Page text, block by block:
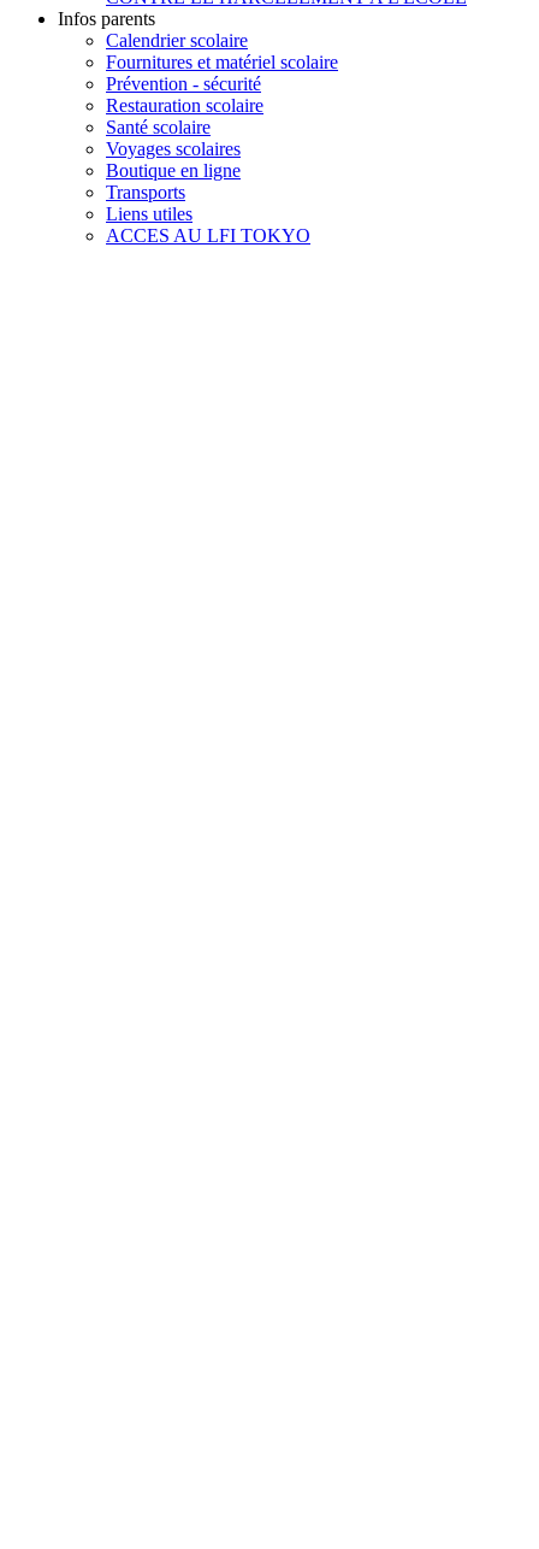
Infos parents
Calendrier scolaire
Fournitures et matériel scolaire
Prévention - sécurité
Restauration scolaire
Santé scolaire
Voyages scolaires
Boutique en ligne
Transports
Liens utiles
ACCES AU LFI TOKYO